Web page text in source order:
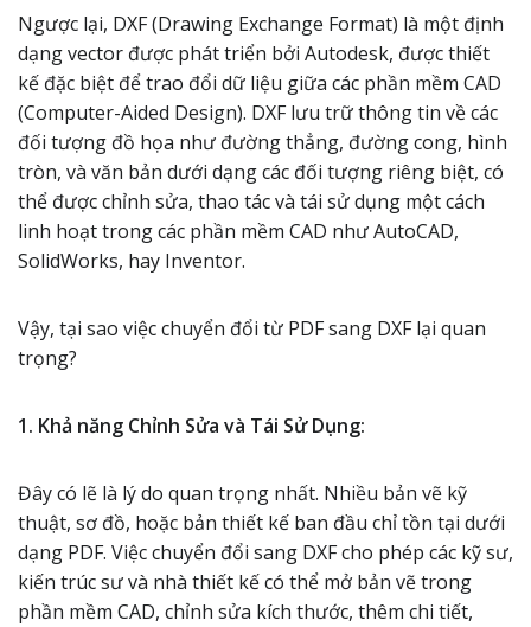
Ngược lại, DXF (Drawing Exchange Format) là một định
dạng vector được phát triển bởi Autodesk, được thiết
kế đặc biệt để trao đổi dữ liệu giữa các phần mềm CAD
(Computer-Aided Design). DXF lưu trữ thông tin về các
đối tượng đồ họa như đường thẳng, đường cong, hình
tròn, và văn bản dưới dạng các đối tượng riêng biệt, có
thể được chỉnh sửa, thao tác và tái sử dụng một cách
linh hoạt trong các phần mềm CAD như AutoCAD,
SolidWorks, hay Inventor.
Vậy, tại sao việc chuyển đổi từ PDF sang DXF lại quan
trọng?
1. Khả năng Chỉnh Sửa và Tái Sử Dụng:
Đây có lẽ là lý do quan trọng nhất. Nhiều bản vẽ kỹ
thuật, sơ đồ, hoặc bản thiết kế ban đầu chỉ tồn tại dưới
dạng PDF. Việc chuyển đổi sang DXF cho phép các kỹ sư,
kiến trúc sư và nhà thiết kế có thể mở bản vẽ trong
phần mềm CAD, chỉnh sửa kích thước, thêm chi tiết,